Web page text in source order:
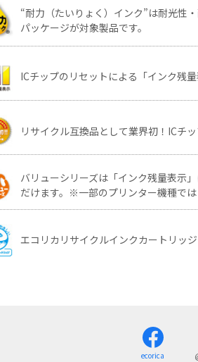
“耐力（たいりょく）インク”は耐光性
パッケージが対象製品です。
ICチップのリセットによる「インク残量
リサイクル互換品として業界初！ICチ
バリューシリーズは「インク残量表示
だけます。※一部のプリンター機種で
エコリカリサイクルインクカートリッ
ecorica